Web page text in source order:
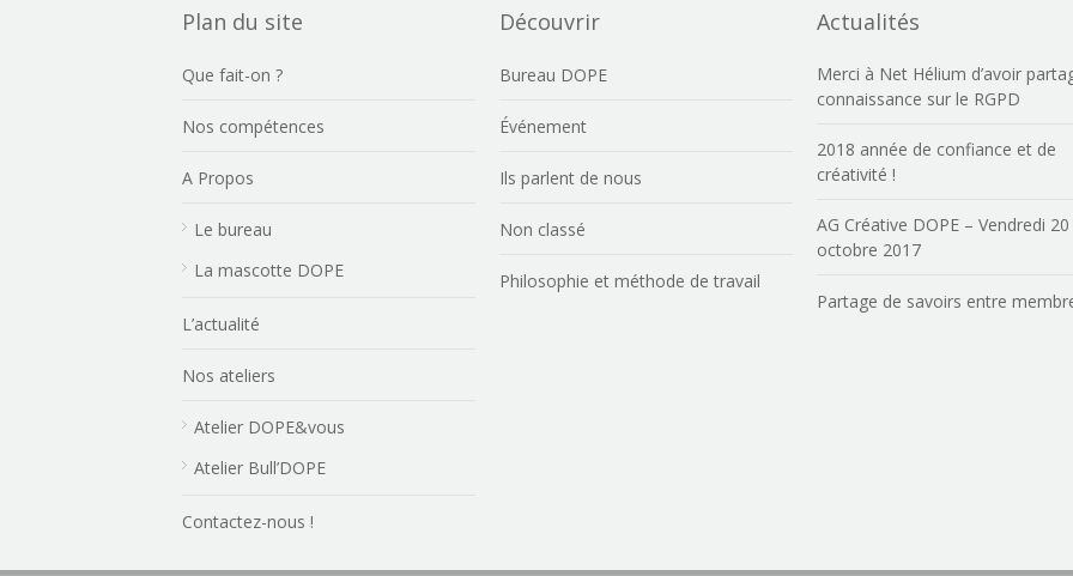
Plan du site
Que fait-on ?
Nos compétences
A Propos
Le bureau
La mascotte DOPE
L’actualité
Nos ateliers
Atelier DOPE&vous
Atelier Bull’DOPE
Contactez-nous !
Découvrir
Bureau DOPE
Événement
Ils parlent de nous
Non classé
Philosophie et méthode de travail
Actualités
Merci à Net Hélium d’avoir
connaissance sur le RGPD
2018 année de confiance et de
créativité !
AG Créative DOPE – Vendredi 20
octobre 2017
Partage de savoirs entre